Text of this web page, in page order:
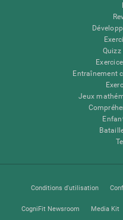
Entraînement
Jeux
Conditions d'utilisation
CogniFit Newsroom Media Kit